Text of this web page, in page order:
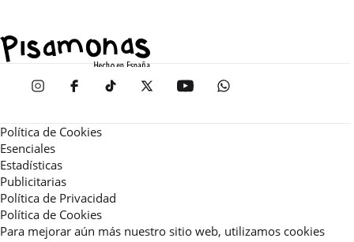
Política de Cookies
Esenciales
Estadísticas
Publicitarias
Política de Privacidad
Política de Cookies
Para mejorar aún más nuestro sitio web, utilizamos cookies